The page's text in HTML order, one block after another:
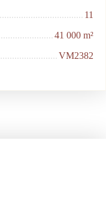
11
41 000 m²
VM2382